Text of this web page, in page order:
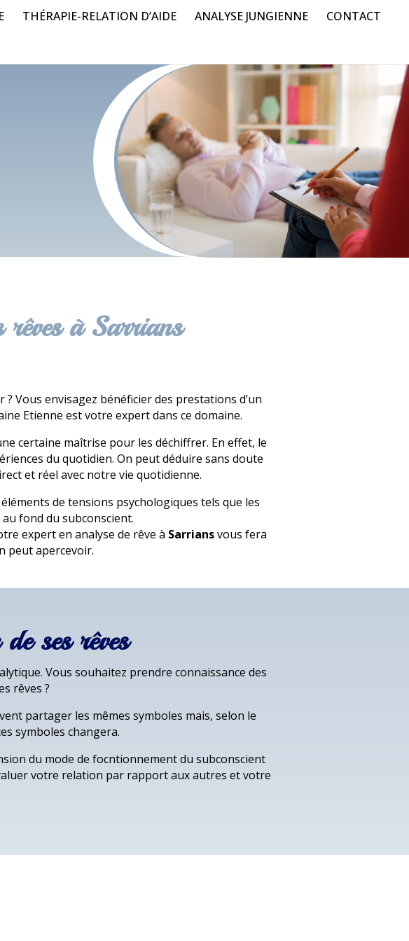
THÉRAPIE-RELATION D’AIDE ANALYSE JUNGIENNE CONTACT
rêves à Sarrians
Vous envisagez bénéficier des prestations d’un
Etienne est votre expert dans ce domaine.
certaine maîtrise pour les déchiffrer. En effet, le
du quotidien. On peut déduire sans doute
et réel avec notre vie quotidienne.
de tensions psychologiques tels que les
fond du subconscient.
expert en analyse de rêve à Sarriansvous fera
peut apercevoir.
ses rêves
Vous souhaitez prendre connaissance des
rêves ?
partager les mêmes symboles mais, selon le
symboles changera.
du mode de focntionnement du subconscient
votre relation par rapport aux autres et votre